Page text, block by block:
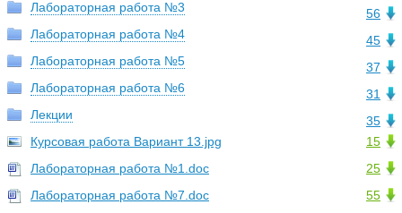
56
Лабораторная работа №3
45
Лабораторная работа №4
37
Лабораторная работа №5
31
Лабораторная работа №6
35
Лекции
15
Курсовая работа Вариант 13.jpg
25
Лабораторная работа №1.doc
55
Лабораторная работа №7.doc